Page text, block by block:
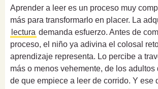
Aprender a leer es un proceso muy
más para transformarlo en placer. La
lectura demanda esfuerzo. Antes de
proceso, el niño ya adivina el colosal
aprendizaje representa. Lo percibe a
más o menos vehemente, de los adultos
de que empiece a leer de corrido. Y ese